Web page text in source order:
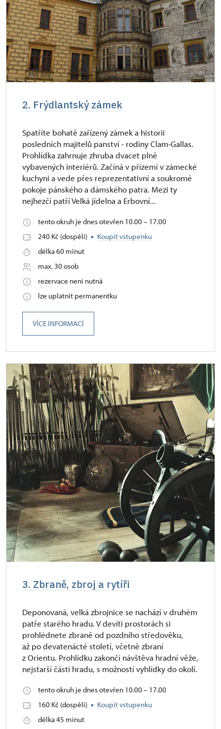
2. Frýdlantský zámek
Spatříte bohatě zařízený zámek a historii
posledních majitelů panství - rodiny Clam-Gallas.
Prohlídka zahrnuje zhruba dvacet plně
vybavených interiérů. Začíná v přízemí v zámecké
kuchyni a vede přes reprezentativní a soukromé
pokoje pánského a dámského patra. Mezi ty
nejhezčí patří Velká jídelna a Erbovní...
tento okruh je dnes otevřen 10.00 – 17.00
240 Kč (dospělí)
Koupit vstupenku
délka 60 minut
max. 30 osob
rezervace není nutná
lze uplatnit permanentku
VÍCE INFORMACÍ
3. Zbraně, zbroj a rytíři
Deponovaná, velká zbrojnice se nachází v druhém
patře starého hradu. V devíti prostorách si
prohlédnete zbraně od pozdního středověku,
až po devatenácté století, včetně zbraní
z Orientu. Prohlídku zakončí návštěva hradní věže,
nejstarší části hradu, s možností vyhlídky do okolí.
tento okruh je dnes otevřen 10.00 – 17.00
160 Kč (dospělí)
Koupit vstupenku
délka 45 minut